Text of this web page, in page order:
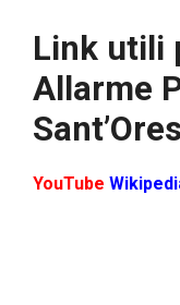
Link utili
Allarme
YouTube